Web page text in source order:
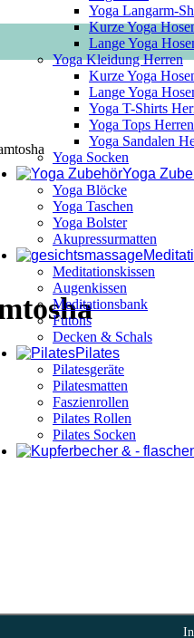
Yoga Langarm-
Kurze Yoga
Lange Yoga
Yoga Kleidung Herren
Kurze Yoga
Lange Yoga
Yoga T-Shirts
Yoga Tops Herren
Yoga Sandalen
Yoga Socken
Yoga
Yoga Blöcke
Yoga Taschen
Yoga Bolster
Akupressurmatten
Meditationskissen
Augenkissen
Meditationsbank
Futons
Decken & Schals
Pilates
Pilatesgeräte
Pilatesmatten
Faszienrollen
Pilates Rollen
Pilates Socken